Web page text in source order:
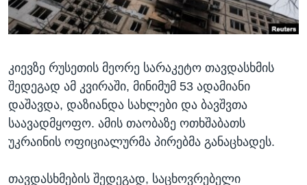
ᲘᲜᲢᲔᲠᲕᲘᲣ
ᲒᲐᲚᲘᲚᲔᲝ
ᲓᲔᲖᲘᲜᲤᲝᲠᲛᲐᲪᲘᲐ
კიევზე რუსეთის მეორე სარაკეტო თავდასხმის
შედეგად ამ კვირაში, მინიმუმ 53 ადამიანი
დაშავდა, დაზიანდა სახლები და ბავშვთა
საავადმყოფო. ამის თაობაზე ოთხშაბათს
უკრაინის ოფიციალურმა პირებმა განაცხადეს.
თავდასხმების შედეგად, საცხოვრებელი